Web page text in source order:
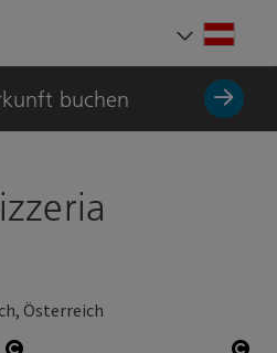
buchen
Österreich